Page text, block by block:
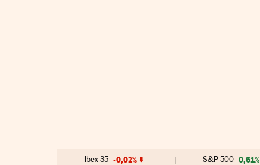
Ibex 35 -0,02% S&P 500 0,61%